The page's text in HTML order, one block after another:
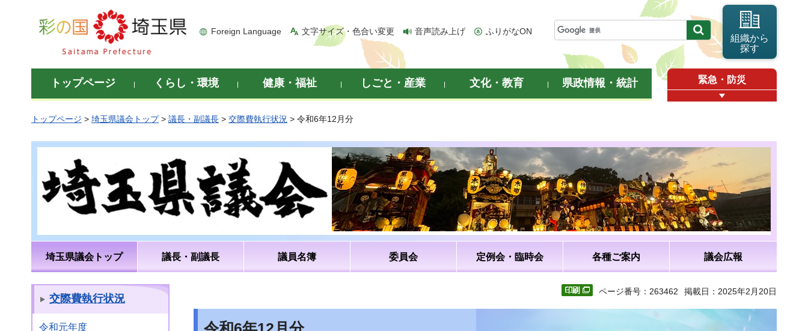
彩の国 埼玉県
Foreign Language 文字サイズ・色合い変更 音声読み上げ ふりがなON
組織から
探す
トップページ くらし・環境 健康・福祉 しごと・産業 文化・教育 県政情報・統計 緊急・防災
トップページ > 埼玉県議会トップ> 議長・副議長 > 交際費執行状況 > 令和6年12月分
埼玉県議会トップ 議長・副議長 議員名簿 委員会 定例会・臨時会 各種ご案内 議会広報
交際費執行状況
令和元年度
ページ番号：263462 掲載日：2025年2月20日